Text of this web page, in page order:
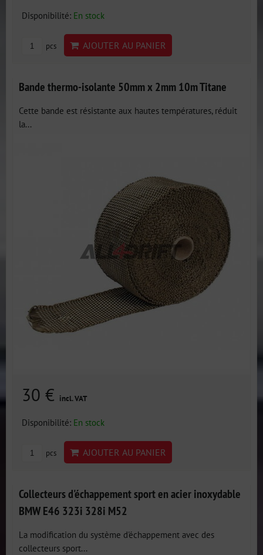
Disponibilité: En stock
pcs AJOUTER AU PANIER
Bande thermo-isolante 50mm x 2mm 10m Titane
Cette bande est résistante aux hautes températures, réduit
la...
30 € incl. VAT
Disponibilité: En stock
pcs AJOUTER AU PANIER
Collecteurs d'échappement sport en acier inoxydable
BMW E46 323i 328i M52
La modification du système d'échappement avec des
collecteurs sport...